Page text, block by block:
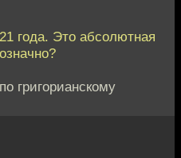
года. Это абсолютная
григорианскому